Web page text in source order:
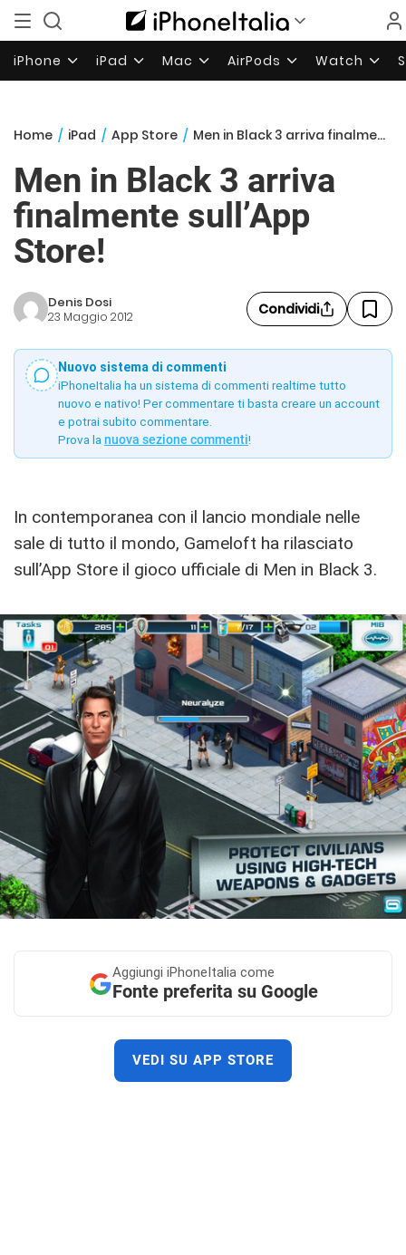
iPhone iPad Mac AirPods Watch
Home / iPad / App Store / Men in Black 3 arriva finalmente sull’App Store!
Men in Black 3 arriva
finalmente sull’App
Store!
Denis Dosi
23 Maggio 2012 Condividi
Nuovo sistema di commenti
iPhoneItalia ha un sistema di commenti realtime tutto
nuovo e nativo! Per commentare ti basta creare un account
e potrai subito commentare.
Prova la nuova sezione commenti!
In contemporanea con il lancio mondiale nelle
sale di tutto il mondo, Gameloft ha rilasciato
sull’App Store il gioco ufficiale di Men in Black 3.
Aggiungi iPhoneItalia come
Fonte preferita su Google
VEDI SU APP STORE